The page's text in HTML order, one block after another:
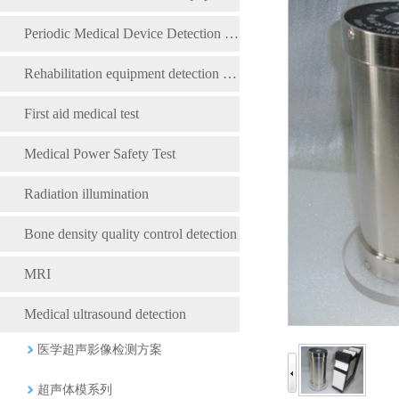
Periodic Medical Device Detection Equipment
Rehabilitation equipment detection equipment
First aid medical test
Medical Power Safety Test
Radiation illumination
Bone density quality control detection
MRI
Medical ultrasound detection
医学超声影像检测方案
超声体模系列